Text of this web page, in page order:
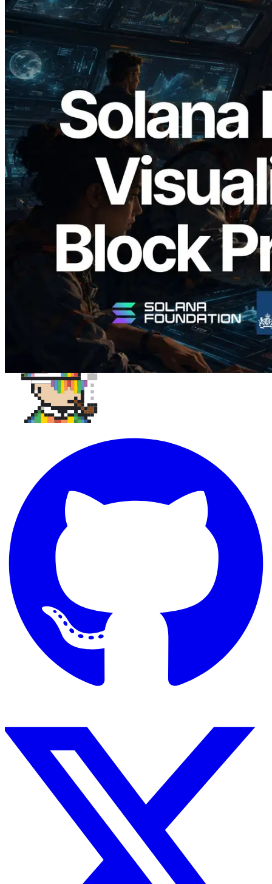
2026.05.24
Validators Solutions lanceert Solana
Block Analyzer — blockproductietijd per
slot en de toegewezen validator
gevisualiseerd